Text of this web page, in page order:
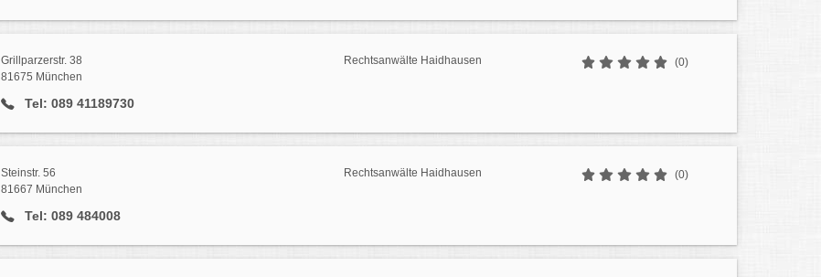
Grillparzerstr. 38
81675 München
Tel: 089 41189730
Rechtsanwälte Haidhausen (0)
Steinstr. 56
81667 München
Tel: 089 484008
Rechtsanwälte Haidhausen (0)